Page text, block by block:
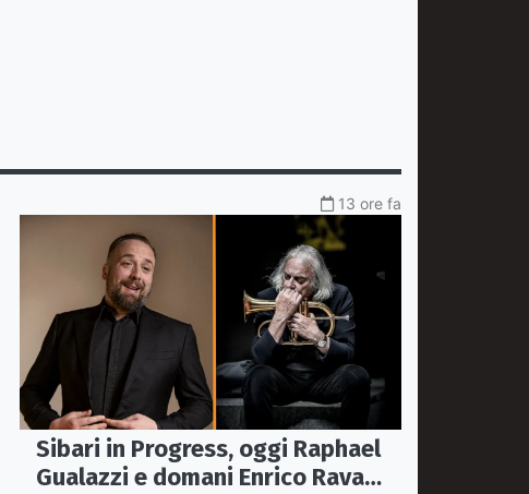
13 ore fa
Sibari in Progress, oggi Raphael
Gualazzi e domani Enrico Rava